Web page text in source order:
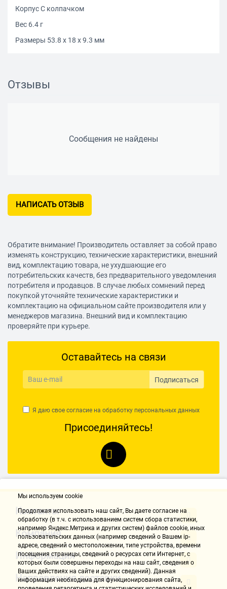
Корпус С колпачком
Вес 6.4 г
Размеры 53.8 х 18 х 9.3 мм
Отзывы
Сообщения не найдены
НАПИСАТЬ ОТЗЫВ
Обратите внимание! Производитель оставляет за собой право
изменять конструкцию, технические характеристики, внешний
вид, комплектацию товара, не ухудшающие его
потребительских качеств, без предварительного уведомления
потребителя и продавцов. В случае любых сомнений перед
покупкой уточняйте технические характеристики и
комплектацию на официальном сайте производителя или у
менеджеров магазина. Внешний вид и комплектацию
проверяйте при курьере.
Оставайтесь на связи
Подписаться
Я даю свое согласие на обработку персональных данных
Присоединяйтесь!
Контакты
Компания
Информация
Направления доставки
Мы используем cookie
Продолжая использовать наш cайт, Вы даете согласие на
обработку (в т.ч. с использованием систем сбора статистики,
например Яндекс.Метрика и других систем) файлов cookie, иных
пользовательских данных (например сведений о Вашем ip-
адресе, сведений о местоположении, типе устройства, времени
посещения страницы, сведений о ресурсах сети Интернет, с
которых были совершены переходы на наш сайт, сведения о
Ваших действиях на сайте и других сведений). Данная
информация необходима для функционирования сайта,